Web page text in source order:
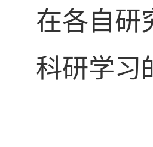
在各自研
科研学习